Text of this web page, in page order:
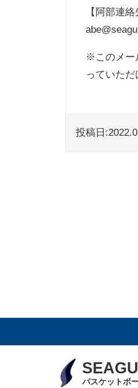
【阿部連絡
※このメー
っていただ
投稿日
バスケットボ